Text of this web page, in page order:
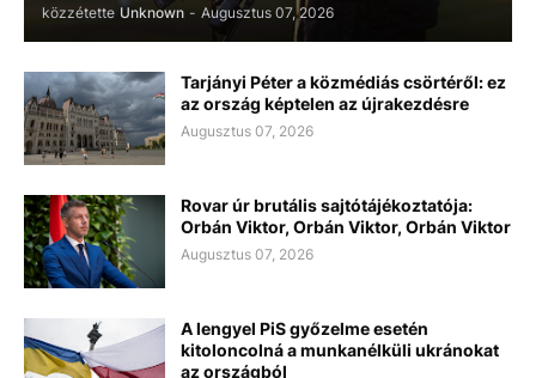
közzétette Unknown - Augusztus 07, 2026
Tarjányi Péter a közmédiás csörtéről: ez
az ország képtelen az újrakezdésre
Augusztus 07, 2026
Rovar úr brutális sajtótájékoztatója:
Orbán Viktor, Orbán Viktor, Orbán Viktor
Augusztus 07, 2026
A lengyel PiS győzelme esetén
kitoloncolná a munkanélküli ukránokat
az országból